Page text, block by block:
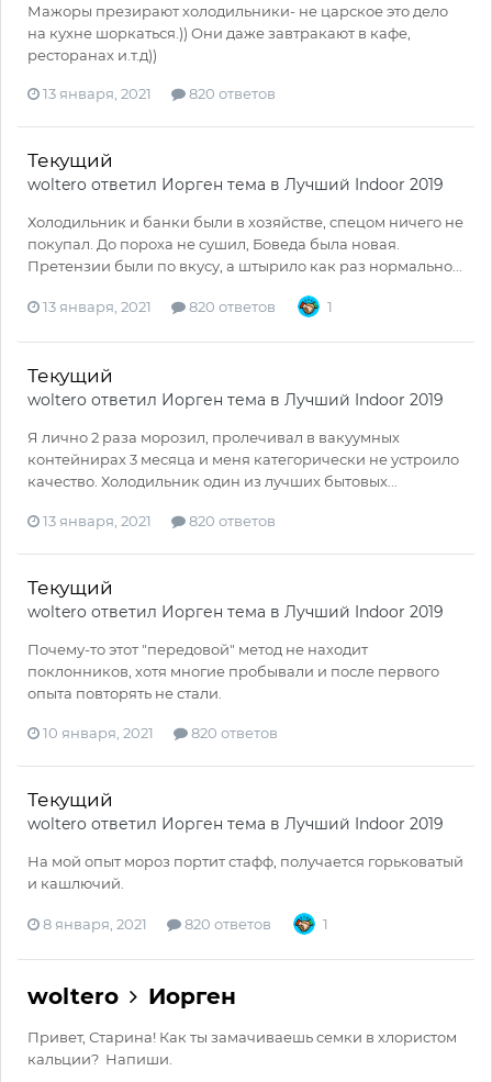
Мажоры презирают холодильники- не царское это дело
на кухне шоркаться.)) Они даже завтракают в кафе,
ресторанах и.т.д))
13 января, 2021 820 ответов
Текущий
woltero ответил Иорген тема в Лучший Indoor 2019
Холодильник и банки были в хозяйстве, спецом ничего не
покупал. До пороха не сушил, Боведа была новая.
Претензии были по вкусу, а штырило как раз нормально...
13 января, 2021 820 ответов 1
Текущий
woltero ответил Иорген тема в Лучший Indoor 2019
Я лично 2 раза морозил, пролечивал в вакуумных
контейнирах 3 месяца и меня категорически не устроило
качество. Холодильник один из лучших бытовых...
13 января, 2021 820 ответов
Текущий
woltero ответил Иорген тема в Лучший Indoor 2019
Почему-то этот "передовой" метод не находит
поклонников, хотя многие пробывали и после первого
опыта повторять не стали.
10 января, 2021 820 ответов
Текущий
woltero ответил Иорген тема в Лучший Indoor 2019
На мой опыт мороз портит стафф, получается горьковатый
и кашлючий.
8 января, 2021 820 ответов 1
woltero Иорген
Привет, Старина! Как ты замачиваешь семки в хлористом
кальции? Напиши.